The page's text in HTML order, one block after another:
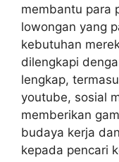
membantu para
lowongan yang
kebutuhan
dilengkapi
lengkap,
youtube, sosial
memberikan
budaya kerja
kepada pencari